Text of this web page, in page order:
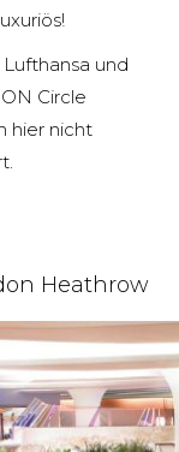
und
Circle
hier nicht
Heathrow